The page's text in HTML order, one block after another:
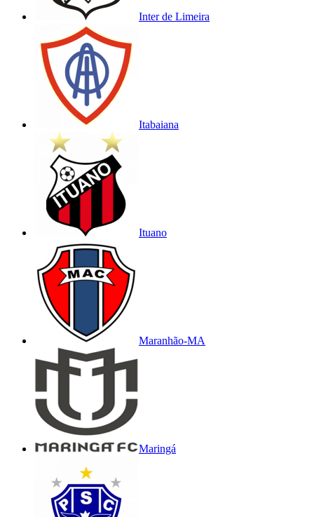
Inter de Limeira
Itabaiana
Ituano
Maranhão-MA
Maringá